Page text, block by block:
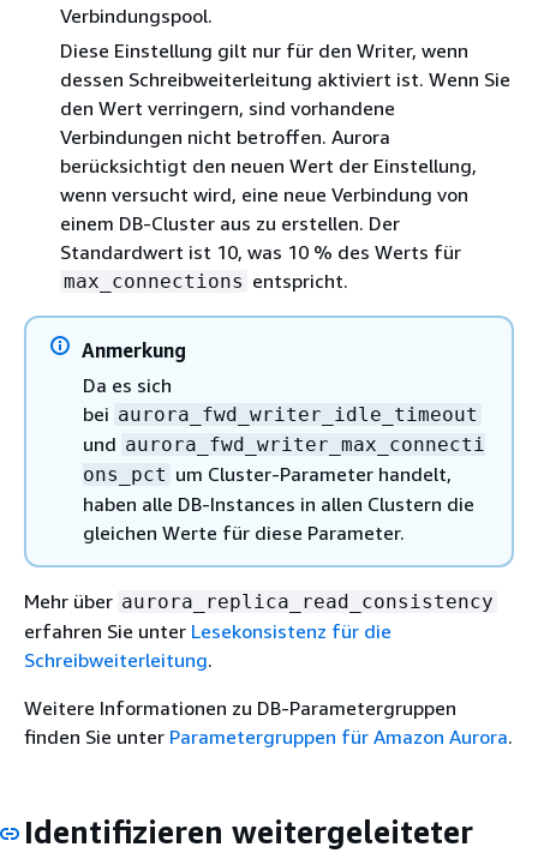
Verbindungspool.
Diese Einstellung gilt nur für den Writer, wenn
dessen Schreibweiterleitung aktiviert ist. Wenn Sie
den Wert verringern, sind vorhandene
Verbindungen nicht betroffen. Aurora
berücksichtigt den neuen Wert der Einstellung,
wenn versucht wird, eine neue Verbindung von
einem DB-Cluster aus zu erstellen. Der
Standardwert ist 10, was 10 % des Werts für
max_connections entspricht.
Anmerkung
Da es sich
bei aurora_fwd_writer_idle_timeout
und aurora_fwd_writer_max_connecti
ons_pct um Cluster-Parameter handelt,
haben alle DB-Instances in allen Clustern die
gleichen Werte für diese Parameter.
Mehr über aurora_replica_read_consistency
erfahren Sie unter Lesekonsistenz für die
Schreibweiterleitung.
Weitere Informationen zu DB-Parametergruppen
finden Sie unter Parametergruppen für Amazon Aurora.
Identifizieren weitergeleiteter